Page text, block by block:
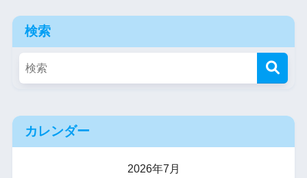
検索
カレンダー
2026年7月